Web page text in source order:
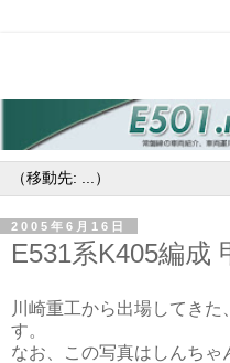
2005年6月16日
E531系K405編成
川崎重工から出場してき
す。
なお、この写真はしんちゃ